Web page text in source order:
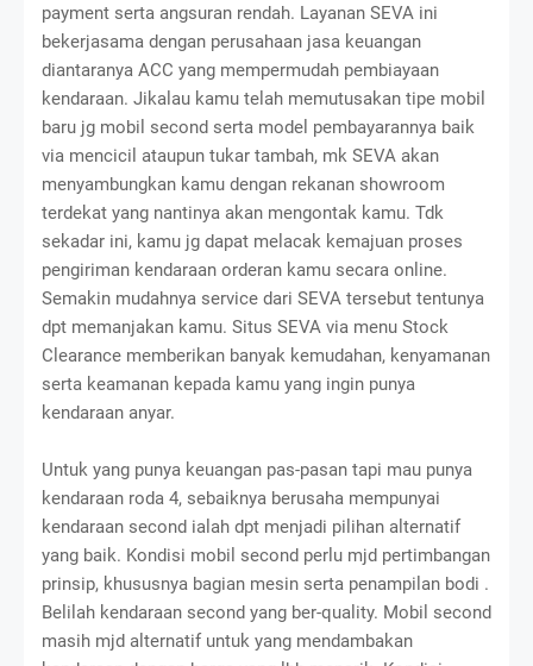
payment serta angsuran rendah. Layanan SEVA ini
bekerjasama dengan perusahaan jasa keuangan
diantaranya ACC yang mempermudah pembiayaan
kendaraan. Jikalau kamu telah memutusakan tipe mobil
baru jg mobil second serta model pembayarannya baik
via mencicil ataupun tukar tambah, mk SEVA akan
menyambungkan kamu dengan rekanan showroom
terdekat yang nantinya akan mengontak kamu. Tdk
sekadar ini, kamu jg dapat melacak kemajuan proses
pengiriman kendaraan orderan kamu secara online.
Semakin mudahnya service dari SEVA tersebut tentunya
dpt memanjakan kamu. Situs SEVA via menu Stock
Clearance memberikan banyak kemudahan, kenyamanan
serta keamanan kepada kamu yang ingin punya
kendaraan anyar.
Untuk yang punya keuangan pas-pasan tapi mau punya
kendaraan roda 4, sebaiknya berusaha mempunyai
kendaraan second ialah dpt menjadi pilihan alternatif
yang baik. Kondisi mobil second perlu mjd pertimbangan
prinsip, khususnya bagian mesin serta penampilan bodi .
Belilah kendaraan second yang ber-quality. Mobil second
masih mjd alternatif untuk yang mendambakan